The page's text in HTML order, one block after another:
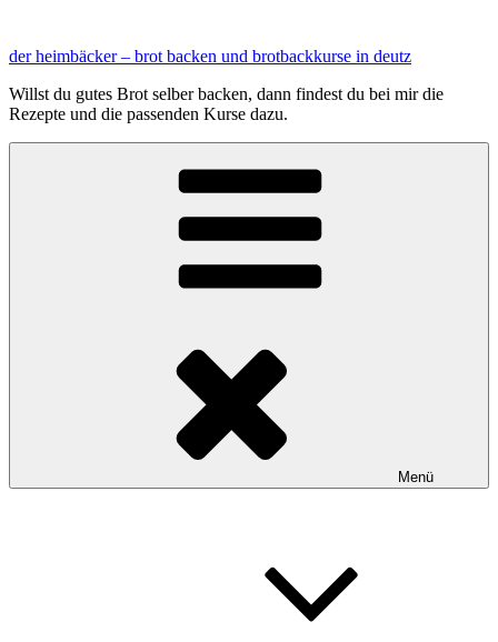
springen
der heimbäcker – brot backen und brotbackkurse in deutz
Willst du gutes Brot selber backen, dann findest du bei mir die
Rezepte und die passenden Kurse dazu.
Menü